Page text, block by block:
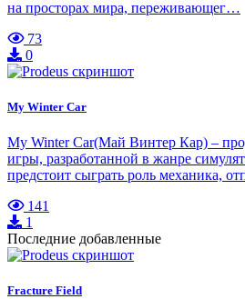
на просторах мира, переживающег…
73
0
My Winter Car
My Winter Car(Май Винтер Кар) –
игры, разработанной в жанре
предстоит сыграть роль механика,
141
1
Последние добавленные
Fracture Field